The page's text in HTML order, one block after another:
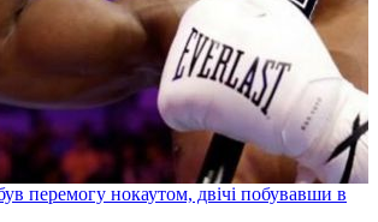
перемогу нокаутом, двічі побувавши в